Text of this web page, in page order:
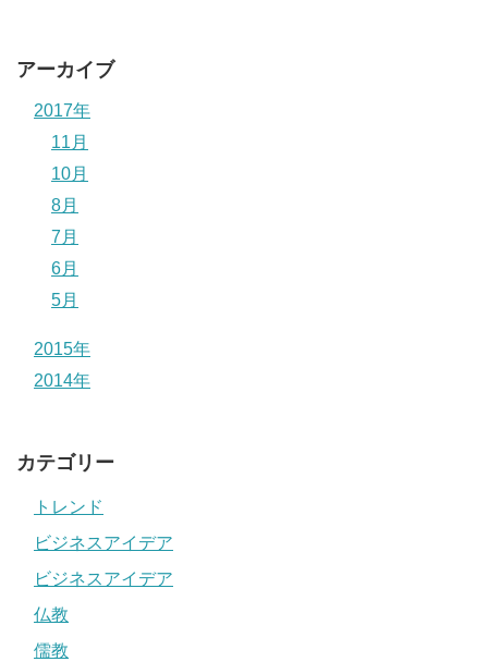
アーカイブ
2017年
11月
10月
8月
7月
6月
5月
2015年
2014年
カテゴリー
トレンド
ビジネスアイデア
ビジネスアイデア
仏教
儒教